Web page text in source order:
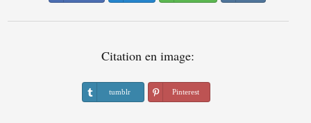
Citation en image:
tumblr Pinterest